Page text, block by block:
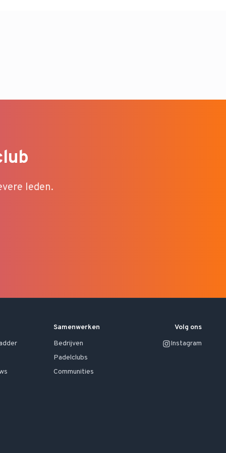
leden.
Samenwerken
Bedrijven
Padelclubs
Communities
Volg ons
Instagram